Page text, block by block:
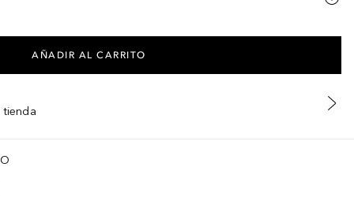
AÑADIR AL CARRITO
tienda